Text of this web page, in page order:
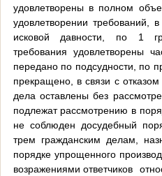
удовлетворены в полном
удовлетворении требований,
исковой давности, по 1
требования удовлетворены
передано по подсудности, по
прекращено, в связи с
дела оставлены без
подлежат рассмотрению в
не соблюден досудебный
трем гражданским делам,
порядке упрощенного
возражениями ответчиков